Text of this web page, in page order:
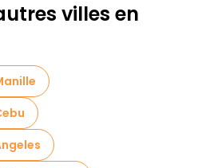
villes en